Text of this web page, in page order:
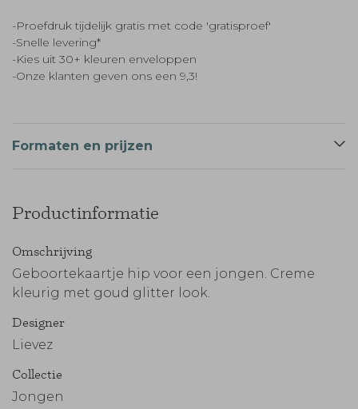
-Proefdruk tijdelijk gratis met code 'gratisproef'
-Snelle levering*
-Kies uit 30+ kleuren enveloppen
-Onze klanten geven ons een 9,3!
Formaten en prijzen
Productinformatie
Omschrijving
Geboortekaartje hip voor een jongen. Creme
kleurig met goud glitter look.
Designer
Lievez
Collectie
Jongen